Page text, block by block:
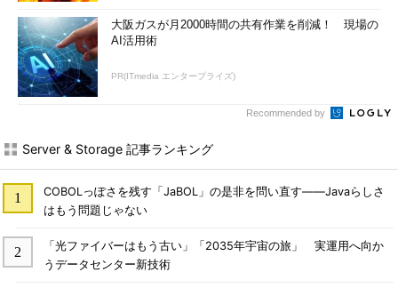
大阪ガスが月2000時間の共有作業を削減！ 現場の
AI活用術
PR(ITmedia エンタープライズ)
Recommended by
Server & Storage 記事ランキング
COBOLっぽさを残す「JaBOL」の是非を問い直す――Javaらしさ
はもう問題じゃない
「光ファイバーはもう古い」「2035年宇宙の旅」 実運用へ向か
うデータセンター新技術